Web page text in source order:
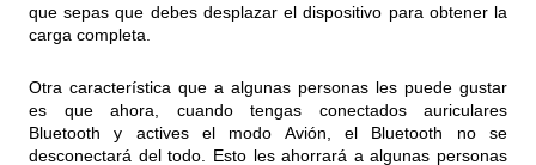
que sepas que debes desplazar el dispositivo para obtener la
carga completa.
Otra característica que a algunas personas les puede gustar
es que ahora, cuando tengas conectados auriculares
Bluetooth y actives el modo Avión, el Bluetooth no se
desconectará del todo. Esto les ahorrará a algunas personas